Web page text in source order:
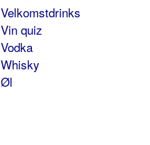
Velkomstdrinks
Vin quiz
Vodka
Whisky
Øl